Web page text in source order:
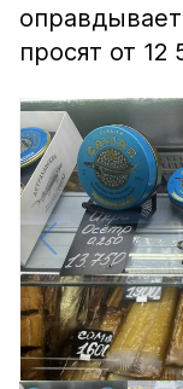
просят от 12